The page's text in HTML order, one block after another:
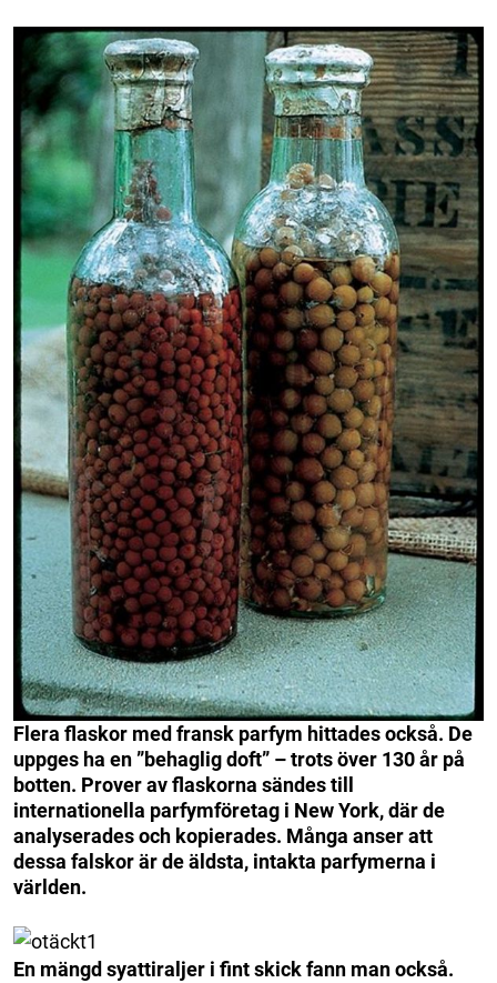
Flera flaskor med fransk parfym hittades också. De
uppges ha en ”behaglig doft” – trots över 130 år på
botten. Prover av flaskorna sändes till
internationella parfymföretag i New York, där de
analyserades och kopierades. Många anser att
dessa falskor är de äldsta, intakta parfymerna i
världen.
En mängd syattiraljer i fint skick fann man också.